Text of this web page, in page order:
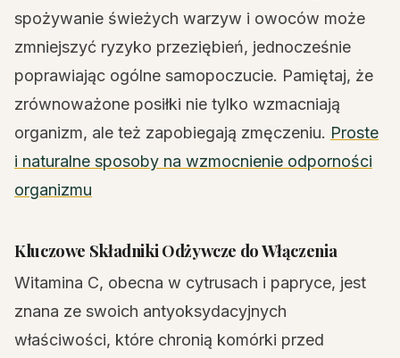
spożywanie świeżych warzyw i owoców może
zmniejszyć ryzyko przeziębień, jednocześnie
poprawiając ogólne samopoczucie. Pamiętaj, że
zrównoważone posiłki nie tylko wzmacniają
organizm, ale też zapobiegają zmęczeniu. Proste
i naturalne sposoby na wzmocnienie odporności
organizmu
Kluczowe Składniki Odżywcze do Włączenia
Witamina C, obecna w cytrusach i papryce, jest
znana ze swoich antyoksydacyjnych
właściwości, które chronią komórki przed